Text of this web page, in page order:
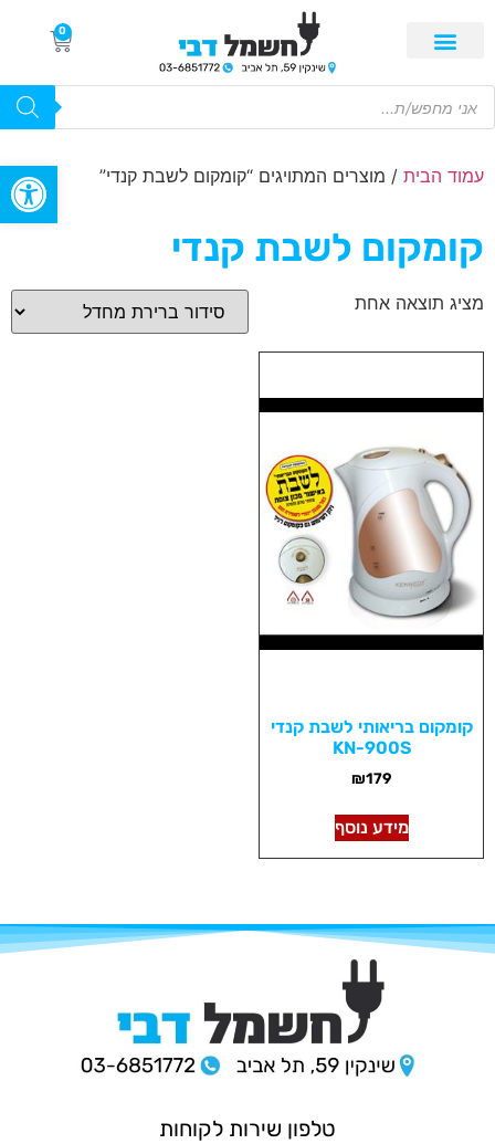
פתח
0
עמוד הבית / מוצרים המתויגים “קומקום לשבת קנדי”
קומקום לשבת קנדי
מציג תוצאה אחת
קומקום בריאותי לשבת קנדי
KN-900S
₪179
מידע נוסף
טלפון שירות לקוחות